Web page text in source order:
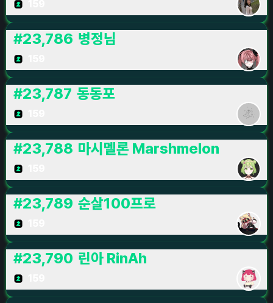
#23,786 병정님
#23,787 동동포
#23,788 마시멜론 Marshmelon
#23,789 순살100프로
#23,790 린아 RinAh